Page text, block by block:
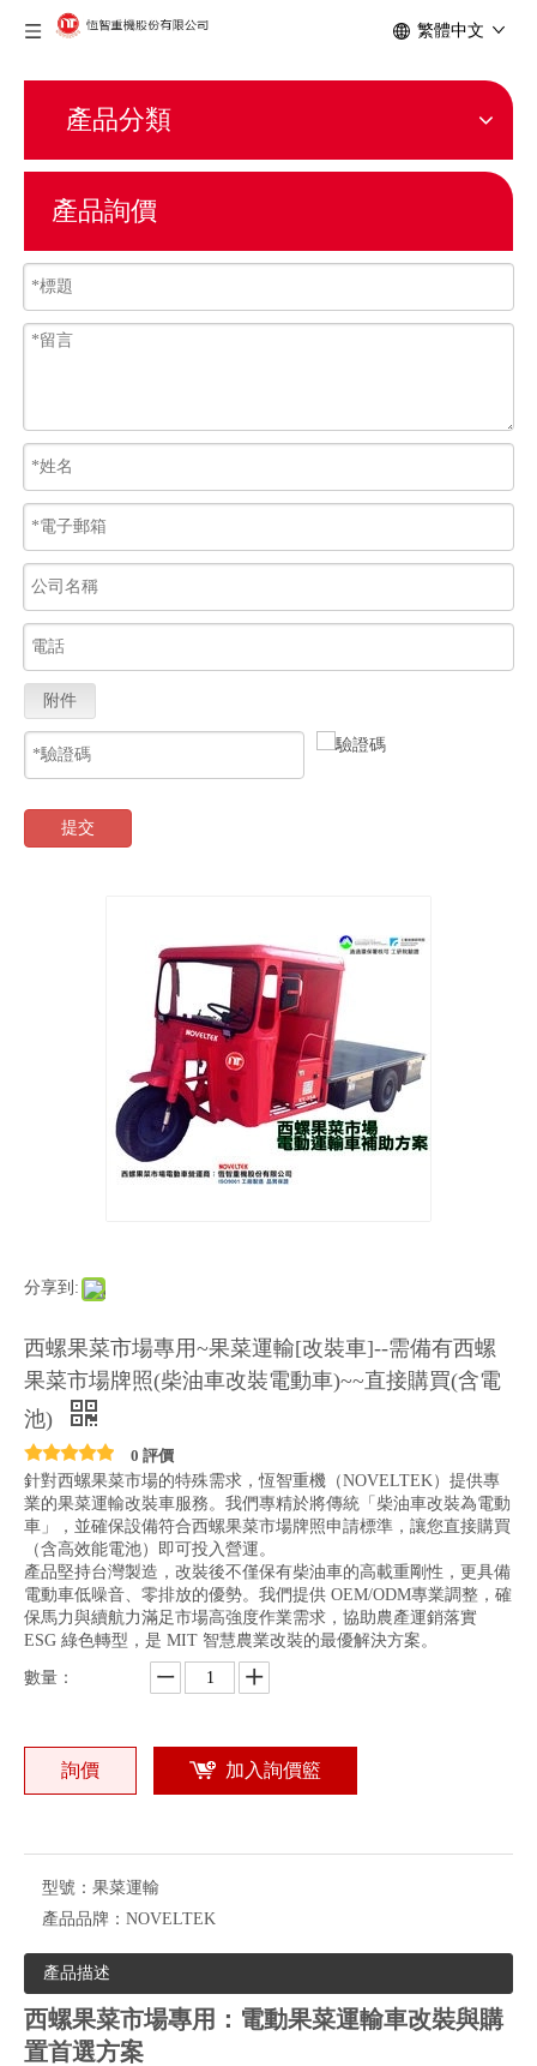
繁體中文
產品分類
產品詢價
附件
提交
分享到:
西螺果菜市場專用~果菜運輸[改裝車]--需備有西螺
果菜市場牌照(柴油車改裝電動車)~~直接購買(含電
池)
0 評價
針對西螺果菜市場的特殊需求，恆智重機（NOVELTEK）提供專
業的果菜運輸改裝車服務。我們專精於將傳統「柴油車改裝為電動
車」，並確保設備符合西螺果菜市場牌照申請標準，讓您直接購買
（含高效能電池）即可投入營運。
產品堅持台灣製造，改裝後不僅保有柴油車的高載重剛性，更具備
電動車低噪音、零排放的優勢。我們提供 OEM/ODM專業調整，確
保馬力與續航力滿足市場高強度作業需求，協助農產運銷落實
ESG 綠色轉型，是 MIT 智慧農業改裝的最優解決方案。
數量：
詢價 加入詢價籃
型號： 果菜運輸
產品品牌： NOVELTEK
產品描述
西螺果菜市場專用：電動果菜運輸車改裝與購
置首選方案